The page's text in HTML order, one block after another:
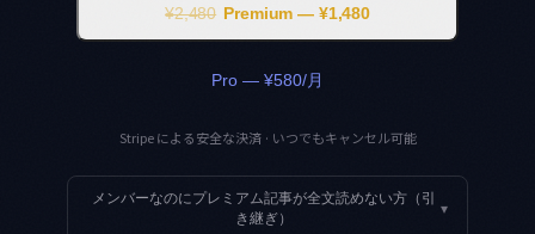
¥2,480 Premium — ¥1,480
Pro — ¥580/月
Stripe による安全な決済 · いつでもキャンセル可能
メンバーなのにプレミアム記事が全文読めない方（引
き継ぎ）
▾